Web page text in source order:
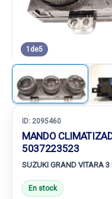
1 de5
ID: 2095460
MANDO
5037223523
SUZUKI GRAND VITARA 3
En stock